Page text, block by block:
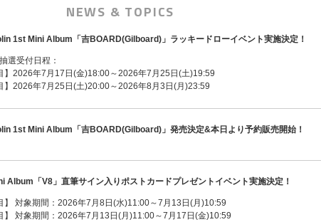
NEWS & TOPICS
1st Mini Album「吉BOARD(Gilboard)」ラッキードローイベント実施決定！
選受付日程：
】2026年7月17日(金)18:00～2026年7月25日(土)19:59
】2026年7月25日(土)20:00～2026年8月3日(月)23:59
1st Mini Album「吉BOARD(Gilboard)」発売決定&本日より予約販売開始！
Album「V8」直筆サイン入りポストカードプレゼントイベント実施決定！
】 対象期間：2026年7月8日(水)11:00～7月13日(月)10:59
】 対象期間：2026年7月13日(月)11:00～7月17日(金)10:59